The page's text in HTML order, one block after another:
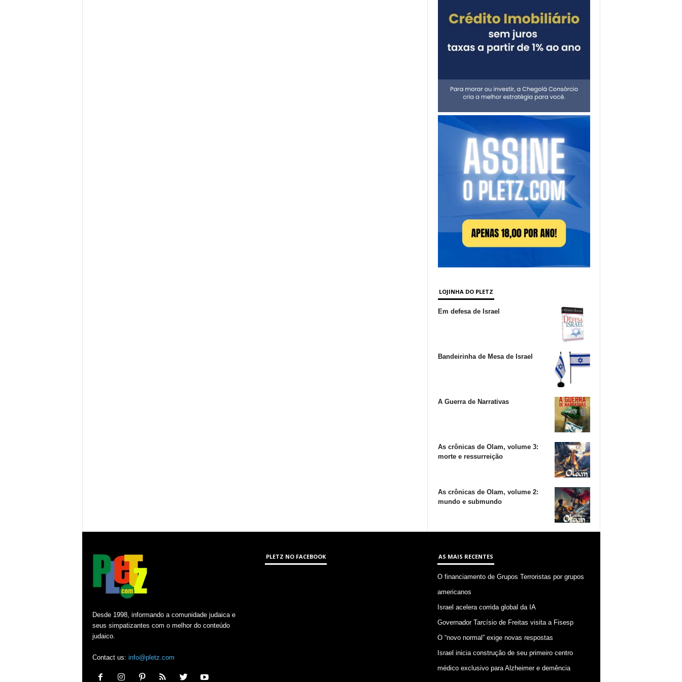
LOJINHA DO PLETZ
Em defesa de Israel
Bandeirinha de Mesa de Israel
A Guerra de Narrativas
As crônicas de Olam, volume 3:
morte e ressurreição
As crônicas de Olam, volume 2:
mundo e submundo
Desde 1998, informando a comunidade judaica e
seus simpatizantes com o melhor do conteúdo
judaico.
Contact us: info@pletz.com
PLETZ NO FACEBOOK AS MAIS RECENTES
O financiamento de Grupos Terroristas por grupos
americanos
Israel acelera corrida global da IA
Governador Tarcísio de Freitas visita a Fisesp
O “novo normal” exige novas respostas
Israel inicia construção de seu primeiro centro
médico exclusivo para Alzheimer e demência